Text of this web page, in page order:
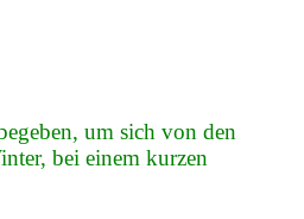
um sich von den
bei einem kurzen